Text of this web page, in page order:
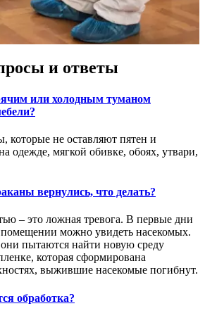
и ответы
или холодным туманом
которые не оставляют пятен и
одежде, мягкой обивке, обоях, утвари,
вернулись, что делать?
– это ложная тревога. В первые дни
можно увидеть насекомых.
пытаются найти новую среду
которая сформирована
выжившие насекомые погибнут.
обработка?